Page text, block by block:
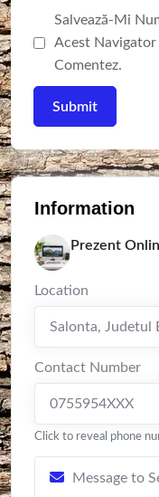
Salvează-Mi
Acest
Comentez.
Information
Prezent
Location
Salonta, Judetul
Contact Number
0755954XXX
Click to reveal phone
Message to